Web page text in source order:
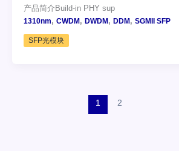
产品简介Build-in PHY sup
1310nm, CWDM, DWDM, DDM, SGMII SFP
SFP光模块
1 2